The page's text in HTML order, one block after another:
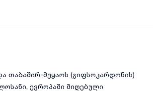
თაბაშირ-მუყაოს (გიფსოკარდონის)
ევროპაში მიღებული